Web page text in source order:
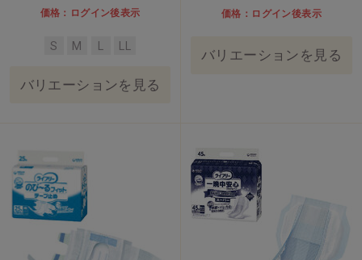
価格：ログイン後表示
S M
バリエーションを見る
価格：ログイン後表示
バリエーションを見る